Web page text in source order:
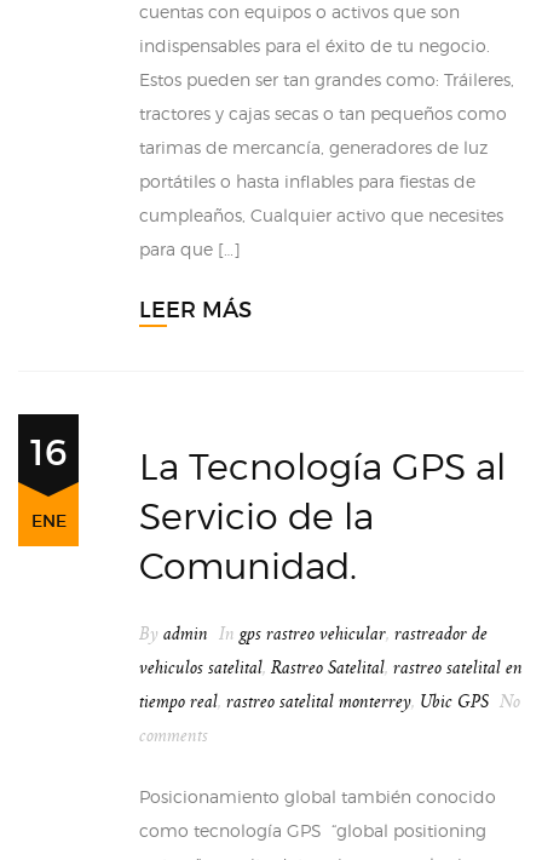
cuentas con equipos o activos que son
indispensables para el éxito de tu negocio.
Estos pueden ser tan grandes como: Tráileres,
tractores y cajas secas o tan pequeños como
tarimas de mercancía, generadores de luz
portátiles o hasta inflables para fiestas de
cumpleaños, Cualquier activo que necesites
para que […]
LEER MÁS
16
ENE
La Tecnología GPS al
Servicio de la
Comunidad.
By admin In gps rastreo vehicular, rastreador de
vehiculos satelital, Rastreo Satelital, rastreo satelital en
tiempo real, rastreo satelital monterrey, Ubic GPS No
comments
Posicionamiento global también conocido
como tecnología GPS “global positioning